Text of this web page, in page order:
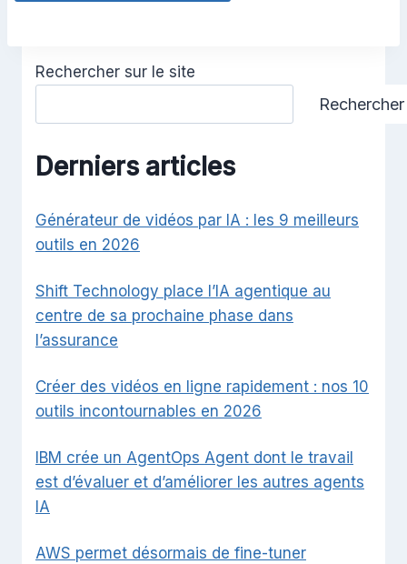
Rechercher sur le site
Rechercher
Derniers articles
Générateur de vidéos par IA : les 9 meilleurs
outils en 2026
Shift Technology place l’IA agentique au
centre de sa prochaine phase dans
l’assurance
Créer des vidéos en ligne rapidement : nos 10
outils incontournables en 2026
IBM crée un AgentOps Agent dont le travail
est d’évaluer et d’améliorer les autres agents
IA
AWS permet désormais de fine-tuner